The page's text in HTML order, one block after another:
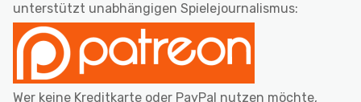
unterstützt unabhängigen Spielejournalismus:
Wer keine Kreditkarte oder PayPal nutzen möchte,